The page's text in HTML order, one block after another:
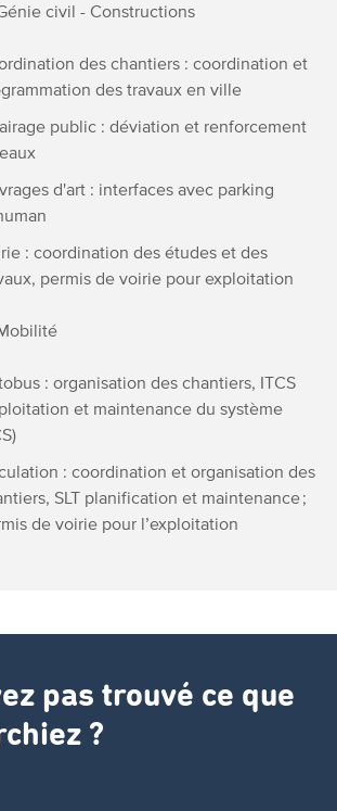
civil - Constructions
des chantiers : coordination et
des travaux en ville
public : déviation et renforcement
d'art : interfaces avec parking
: coordination des études et des
permis de voirie pour exploitation
: organisation des chantiers, ITCS
et maintenance du système
: coordination et organisation des
SLT planification et maintenance ;
de voirie pour l’exploitation
pas trouvé ce que
?